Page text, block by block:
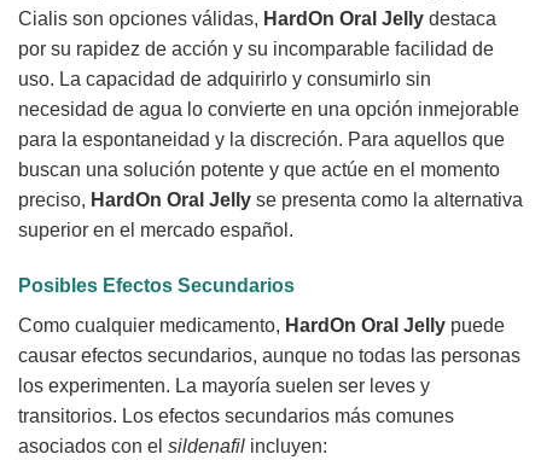
Cialis son opciones válidas, HardOn Oral Jelly destaca
por su rapidez de acción y su incomparable facilidad de
uso. La capacidad de adquirirlo y consumirlo sin
necesidad de agua lo convierte en una opción inmejorable
para la espontaneidad y la discreción. Para aquellos que
buscan una solución potente y que actúe en el momento
preciso, HardOn Oral Jelly se presenta como la alternativa
superior en el mercado español.
Posibles Efectos Secundarios
Como cualquier medicamento, HardOn Oral Jelly puede
causar efectos secundarios, aunque no todas las personas
los experimenten. La mayoría suelen ser leves y
transitorios. Los efectos secundarios más comunes
asociados con el sildenafil incluyen: